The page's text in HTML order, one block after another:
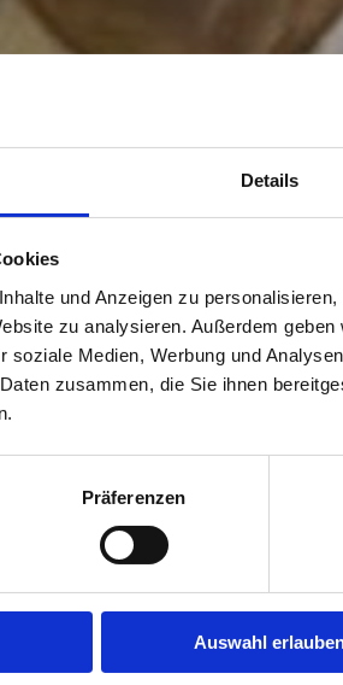
Details
und Anzeigen zu
zu analysieren. Außerdem
soziale Medien, Werbung und
zusammen, die Sie ihnen
Präferenzen
Auswahl